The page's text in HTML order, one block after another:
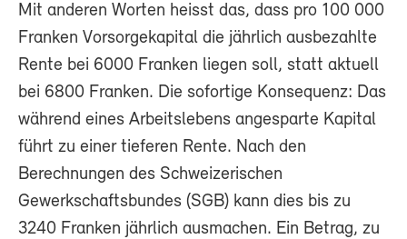
Mit anderen Worten heisst das, dass pro 100 000
Franken Vorsorgekapital die jährlich ausbezahlte
Rente bei 6000 Franken liegen soll, statt aktuell
bei 6800 Franken. Die sofortige Konsequenz: Das
während eines Arbeitslebens angesparte Kapital
führt zu einer tieferen Rente. Nach den
Berechnungen des Schweizerischen
Gewerkschaftsbundes (SGB) kann dies bis zu
3240 Franken jährlich ausmachen. Ein Betrag, zu